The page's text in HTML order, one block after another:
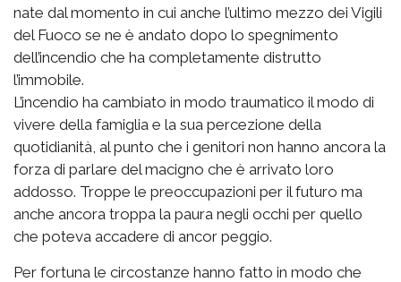
nate dal momento in cui anche l’ultimo mezzo dei Vigili
del Fuoco se ne è andato dopo lo spegnimento
dell’incendio che ha completamente distrutto
l’immobile.
L’incendio ha cambiato in modo traumatico il modo di
vivere della famiglia e la sua percezione della
quotidianità, al punto che i genitori non hanno ancora la
forza di parlare del macigno che è arrivato loro
addosso. Troppe le preoccupazioni per il futuro ma
anche ancora troppa la paura negli occhi per quello
che poteva accadere di ancor peggio.
Per fortuna le circostanze hanno fatto in modo che